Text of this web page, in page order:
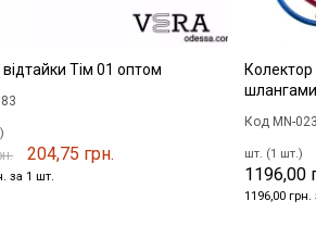
Тім 01 оптом
204,75 грн.
за 1 шт.
Код MN-023
шт. (1 шт.)
1196,00
1196,00 грн.